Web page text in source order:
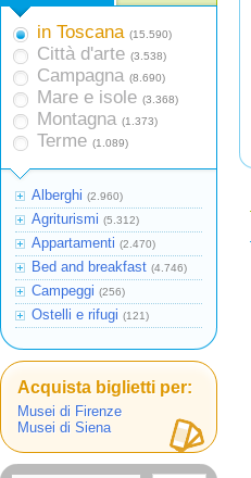
in Toscana (15.590)
Città d'arte (3.538)
Campagna (8.690)
Mare e isole (3.368)
Montagna (1.373)
Terme (1.089)
Alberghi (2.960)
Agriturismi (5.312)
Appartamenti (2.470)
Bed and breakfast (4.746)
Campeggi (256)
Ostelli e rifugi (121)
Acquista biglietti per:
Musei di Firenze
Musei di Siena